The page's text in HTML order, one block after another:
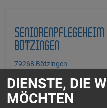
SENIORENPFLEGEHEIM
BÖTZINGEN
79268 Bötzingen
Unser familiäres und gemütliches
30 Bewohnern ein Zuhause bietet,
DIENSTE, DIE
MÖCHTEN